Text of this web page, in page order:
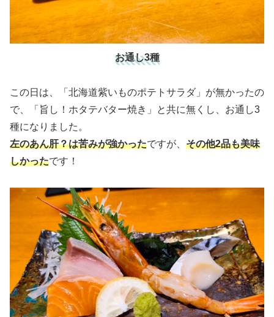
お通し3種
この日は、「北海道紫いものポテトサラダ」が無かったの
で、「旨し！ホタテバター焼き」と共に無くし、お通し3
種になりました。
左のあん肝？は苦みが強かったですが、 その他2品も美味
しかったです！